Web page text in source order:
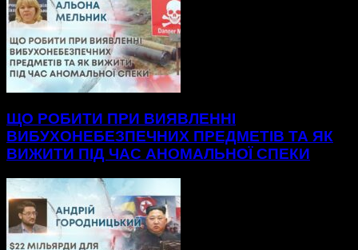
ЩО РОБИТИ ПРИ ВИЯВЛЕННІ
ВИБУХОНЕБЕЗПЕЧНИХ ПРЕДМЕТІВ ТА ЯК
ВИЖИТИ ПІД ЧАС АНОМАЛЬНОЇ СПЕКИ